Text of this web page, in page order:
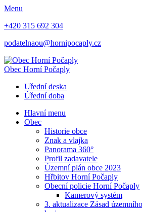
Menu
+420 315 692 304
podatelnaou@hornipocaply.cz
Obec Horní Počaply
Uřední deska
Úřední doba
Hlavní menu
Obec
Historie obce
Znak a vlajka
Panorama 360°
Profil zadavatele
Územní plán obce 2023
Hřbitov Horní Počaply
Obecní policie Horní Počaply
Kamerový systém
3. aktualizace Zásad